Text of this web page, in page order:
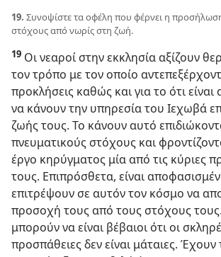
19. Συνοψίστε τα οφέλη που φέρνει η
στόχους από νωρίς στη ζωή.
19 Οι νεαροί στην εκκλησία αξίζουν
τον τρόπο με τον οποίο
προκλήσεις καθώς και για το ότι
να κάνουν την υπηρεσία του Ιεχωβά
ζωής τους. Το κάνουν αυτό
πνευματικούς στόχους και
έργο κηρύγματος μία από τις κύριες
τους. Επιπρόσθετα, είναι
επιτρέψουν σε αυτόν τον κόσμο να
προσοχή τους από τους στόχους
μπορούν να είναι βέβαιοι ότι οι
προσπάθειες δεν είναι μάταιες. Έχουν